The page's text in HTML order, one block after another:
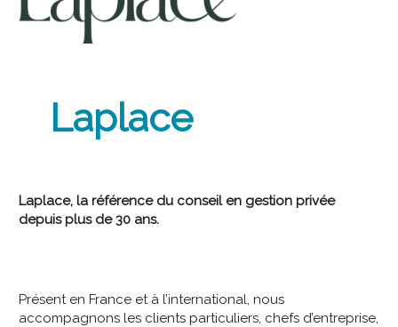
Laplace
Laplace, la référence du conseil en gestion privée
depuis plus de 30 ans.
Présent en France et à l’international, nous
accompagnons les clients particuliers, chefs d’entreprise,